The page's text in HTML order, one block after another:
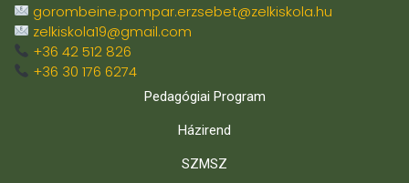
gorombeine.pompar.erzsebet@zelkiskola.hu
zelkiskola19@gmail.com
+36 42 512 826
+36 30 176 6274
Pedagógiai Program
Házirend
SZMSZ